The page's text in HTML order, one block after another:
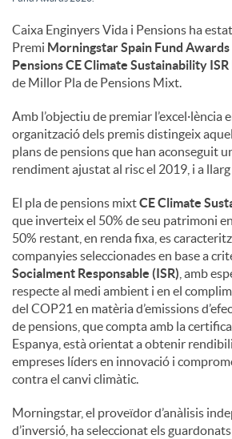
Caixa Enginyers Vida i Pensions ha
Premi Morningstar Spain Fund Awards
PensionsCE Climate Sustainability ISR
de Millor Pla de Pensions Mixt.
Amb l’objectiu de premiar l’excel·lència
organització dels premis distingeix
plans de pensions que han aconseguit
rendiment ajustat al risc el 2019, i a
El pla de pensions mixtCE Climate
que inverteix el 50% de seu patrimoni
50% restant, en renda fixa, es
companyies seleccionades en base a
Socialment Responsable (ISR) , amb
respecte al medi ambient i en el
del COP21 en matèria d’emissions
de pensions, que compta amb la
Espanya, està orientat a obtenir
empreses líders en innovació i
contra el canvi climàtic.
Morningstar, el proveïdor d’anàlisis
d’inversió, ha seleccionat els